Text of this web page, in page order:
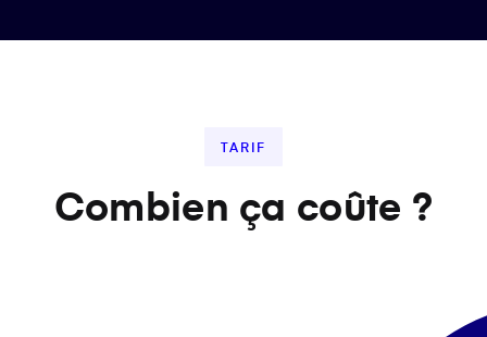
TARIF
Combien ça coûte ?